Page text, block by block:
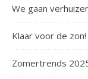
We gaan
Klaar voor de zon!
Zomertrends